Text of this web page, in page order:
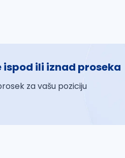
ili iznad proseka
za vašu poziciju